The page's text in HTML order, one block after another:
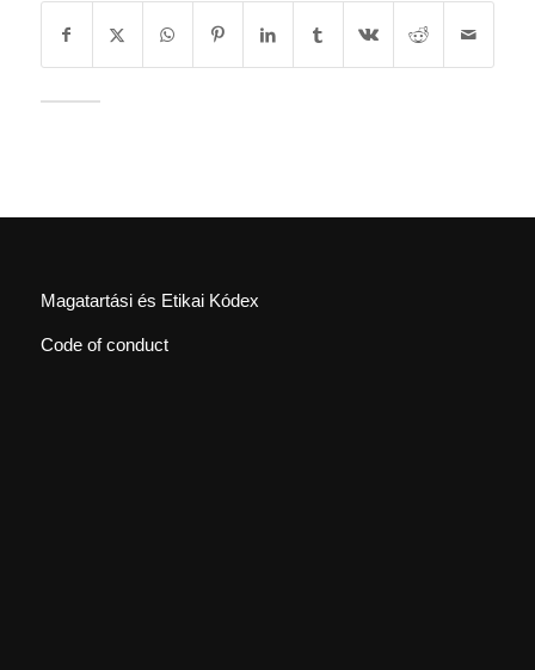
Magatartási és Etikai Kódex
Code of conduct